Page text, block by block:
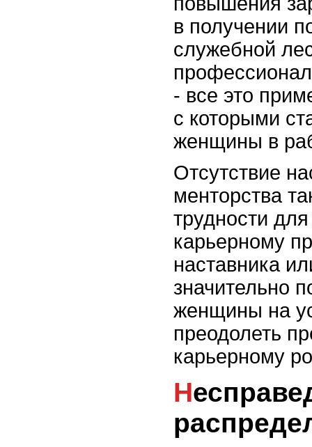
в получении
служебной
- все это
с которыми
женщины в
Отсутствие
менторства
трудности
карьерному
наставника
значительно
женщины на
преодолеть
карьерному
Несправедливое